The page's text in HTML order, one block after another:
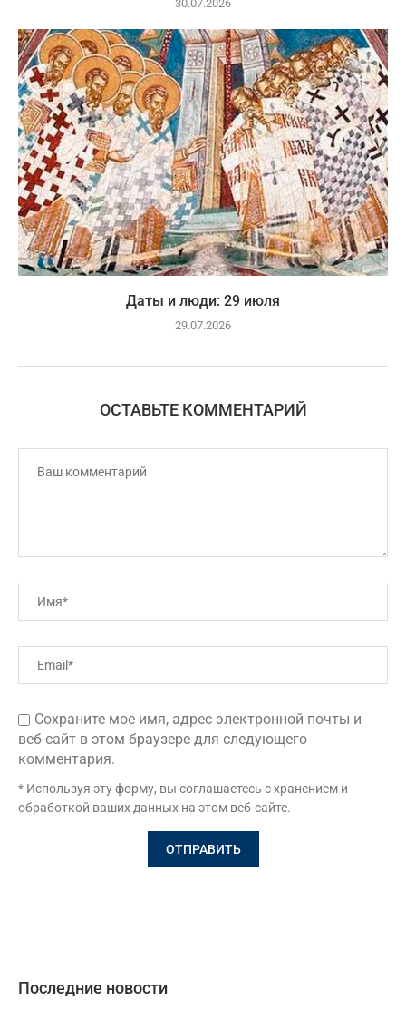
30.07.2026
Даты и люди: 29 июля
29.07.2026
ОСТАВЬТЕ КОММЕНТАРИЙ
Сохраните мое имя, адрес электронной почты и
веб-сайт в этом браузере для следующего
комментария.
* Используя эту форму, вы соглашаетесь с хранением и
обработкой ваших данных на этом веб-сайте.
Последние новости